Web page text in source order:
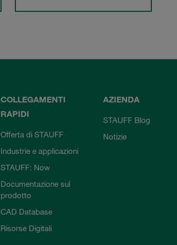
COLLEGAMENTI
RAPIDI
Offerta di STAUFF
Industrie e applicazioni
STAUFF: Now
Documentazione sul
prodotto
CAD Database
Risorse Digitali
AZIENDA
STAUFF Blog
Notizie